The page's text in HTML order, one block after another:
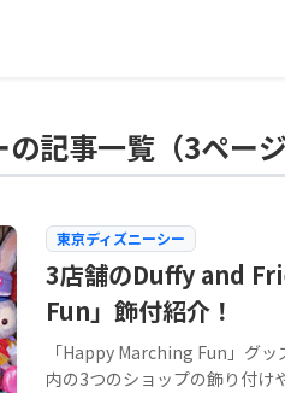
記事一覧（3ページ
東京ディズニーシー
3店舗のDuffy and
Fun」飾付紹介！
「Happy Marching Fun」グ
内の3つのショップの飾り付け